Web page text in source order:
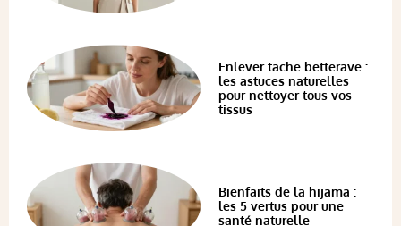
Enlever tache betterave :
les astuces naturelles
pour nettoyer tous vos
tissus
Bienfaits de la hijama :
les 5 vertus pour une
santé naturelle